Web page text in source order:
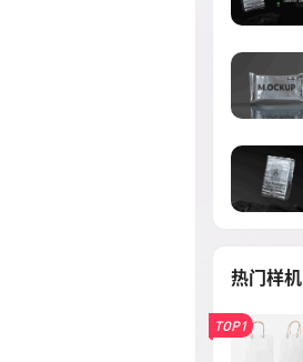
热门样机
TOP1